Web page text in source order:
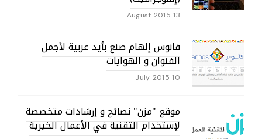
13 August 2015
فانوس إلهام صنع بأيد عربية لأجمل
الفنوان و الهوايات
10 July 2015
موقع "مزن" نصائح و إرشادات متخصصة
لإستخدام التقنية في الأعمال الخيرية